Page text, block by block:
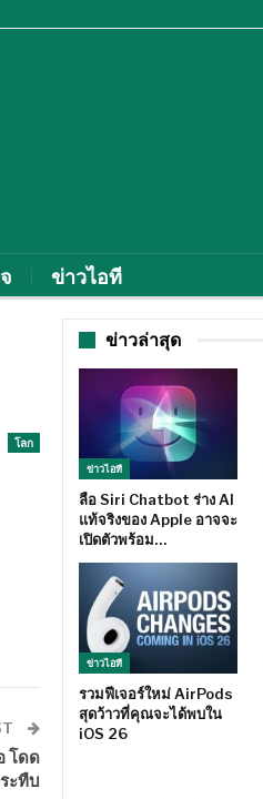
ข่าวไอที
โลก
โดด
ะทืบ
ข่าวล่าสุด
ข่าวไอที
ลือ Siri Chatbot ร่าง AI
แท้จริงของ Apple อาจจะ
เปิดตัวพร้อม…
ข่าวไอที
รวมฟีเจอร์ใหม่ AirPods
สุดว้าวที่คุณจะได้พบใน
iOS 26